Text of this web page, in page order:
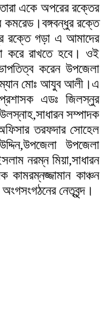
একে অপরের রক্তের
রক্তে
রক্তে গড়া এ আমাদের
করে রাখতে হবে। ওই
করেন উপজেলা
মোঃ আযুব আলী।এ
এডঃ জিলস্নুর
সম্পাদক
তরফদার সোহেল
উপজেলা
নরম্ন মিয়া,সাধারন
কাঞ্চন
নেতৃবৃন্দ।